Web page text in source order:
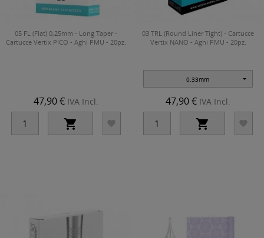
05 FL (Flat) 0,25mm - Long Taper -
Cartucce Vertix PICO - Aghi PMU - 20pz.
47,90 € IVA Incl.
 
03 TRL (Round Liner Tight) - Cartucce
Vertix NANO - Aghi PMU - 20pz.
0.33mm
47,90 € IVA Incl.
 